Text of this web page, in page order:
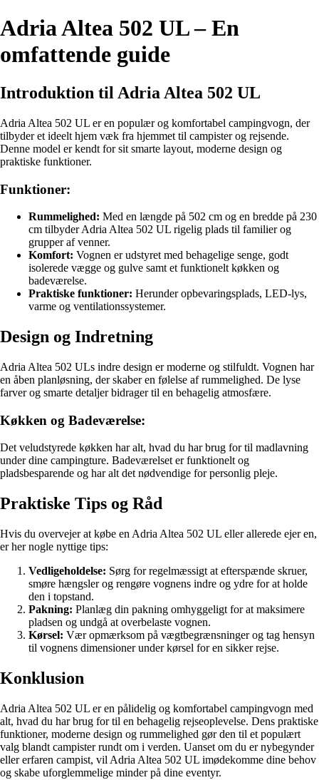
Adria Altea 502 UL – En
omfattende guide
Introduktion til Adria Altea 502 UL
Adria Altea 502 UL er en populær og komfortabel campingvogn, der
tilbyder et ideelt hjem væk fra hjemmet til campister og rejsende.
Denne model er kendt for sit smarte layout, moderne design og
praktiske funktioner.
Funktioner:
Rummelighed: Med en længde på 502 cm og en bredde på 230
cm tilbyder Adria Altea 502 UL rigelig plads til familier og
grupper af venner.
Komfort: Vognen er udstyret med behagelige senge, godt
isolerede vægge og gulve samt et funktionelt køkken og
badeværelse.
Praktiske funktioner: Herunder opbevaringsplads, LED-lys,
varme og ventilationssystemer.
Design og Indretning
Adria Altea 502 ULs indre design er moderne og stilfuldt. Vognen har
en åben planløsning, der skaber en følelse af rummelighed. De lyse
farver og smarte detaljer bidrager til en behagelig atmosfære.
Køkken og Badeværelse:
Det veludstyrede køkken har alt, hvad du har brug for til madlavning
under dine campingture. Badeværelset er funktionelt og
pladsbesparende og har alt det nødvendige for personlig pleje.
Praktiske Tips og Råd
Hvis du overvejer at købe en Adria Altea 502 UL eller allerede ejer en,
er her nogle nyttige tips:
Vedligeholdelse: Sørg for regelmæssigt at efterspænde skruer,
smøre hængsler og rengøre vognens indre og ydre for at holde
den i topstand.
Pakning: Planlæg din pakning omhyggeligt for at maksimere
pladsen og undgå at overbelaste vognen.
Kørsel: Vær opmærksom på vægtbegrænsninger og tag hensyn
til vognens dimensioner under kørsel for en sikker rejse.
Konklusion
Adria Altea 502 UL er en pålidelig og komfortabel campingvogn med
alt, hvad du har brug for til en behagelig rejseoplevelse. Dens praktiske
funktioner, moderne design og rummelighed gør den til et populært
valg blandt campister rundt om i verden. Uanset om du er nybegynder
eller erfaren campist, vil Adria Altea 502 UL imødekomme dine behov
og skabe uforglemmelige minder på dine eventyr.